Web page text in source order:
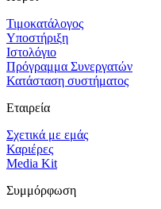
Τιμοκατάλογος
Υποστήριξη
Ιστολόγιο
Πρόγραμμα Συνεργατών
Κατάσταση συστήματος
Εταιρεία
Σχετικά με εμάς
Καριέρες
Media Kit
Συμμόρφωση